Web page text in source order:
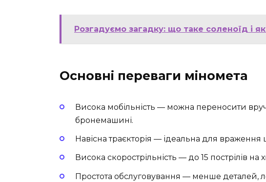
Розгадуємо загадку: що таке соленоїд і
Основні переваги міномета
Висока мобільність — можна переносити
бронемашині.
Навісна траєкторія — ідеальна для враження
Висока скорострільність — до 15 пострілів на
Простота обслуговування — менше деталей,